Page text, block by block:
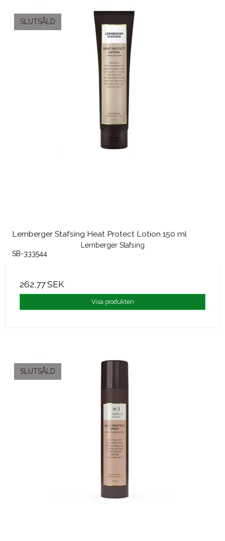
SLUTSÅLD
Lernberger Stafsing Heat Protect Lotion 150 ml
Lernberger Stafsing
SB-333544
262,77 SEK
Visa produkten
SLUTSÅLD